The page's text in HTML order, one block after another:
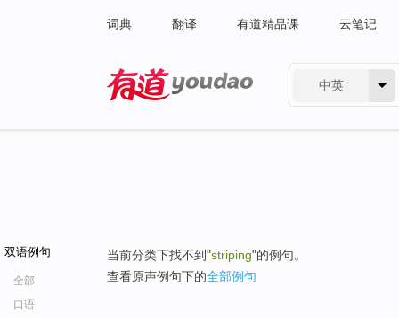
词典 翻译 有道精品课 云笔记
中英
双语例句
全部
口语
当前分类下找不到"striping"的例句。
查看原声例句下的全部例句